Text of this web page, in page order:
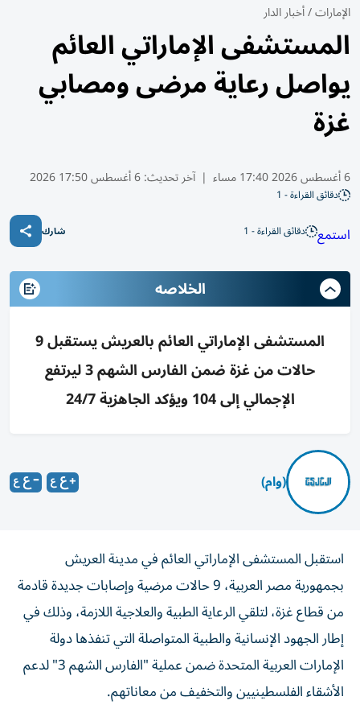
الإمارات/أخبار الدار
المستشفى الإماراتي العائم
يواصل رعاية مرضى ومصابي
غزة
6 أغسطس 2026 17:40 مساء | آخر تحديث:6 أغسطس 17:50 2026
دقائق القراءة - 1
استمع دقائق القراءة - 1 شارك
الخلاصه
المستشفى الإماراتي العائم بالعريش يستقبل 9
حالات من غزة ضمن الفارس الشهم 3 ليرتفع
الإجمالي إلى 104 ويؤكد الجاهزية 24/7
(وام)
استقبل المستشفى الإماراتي العائم في مدينة العريش
بجمهورية مصر العربية، 9 حالات مرضية وإصابات جديدة قادمة
من قطاع غزة، لتلقي الرعاية الطبية والعلاجية اللازمة، وذلك في
إطار الجهود الإنسانية والطبية المتواصلة التي تنفذها دولة
الإمارات العربية المتحدة ضمن عملية "الفارس الشهم 3" لدعم
الأشقاء الفلسطينيين والتخفيف من معاناتهم.